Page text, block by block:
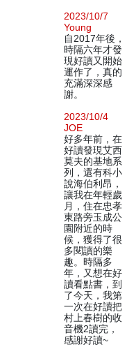
2023/10/7
Young
自2017年後，
時隔六年才發
現好讀又開始
運作了，真的
充滿深深感
謝。
2023/10/4
JOE
好多年前，在
好讀發現艾西
莫夫的基地系
列，還有科小
說海伯利昂，
讓我在年輕歲
月，住在忠孝
東路旁玉成公
園附近的時
候，獲得了很
多閱讀的樂
趣。時隔多
年，又想在好
讀看點書，到
了今天，我第
一次在好讀把
村上春樹的收
音機2讀完，
感謝好讀~